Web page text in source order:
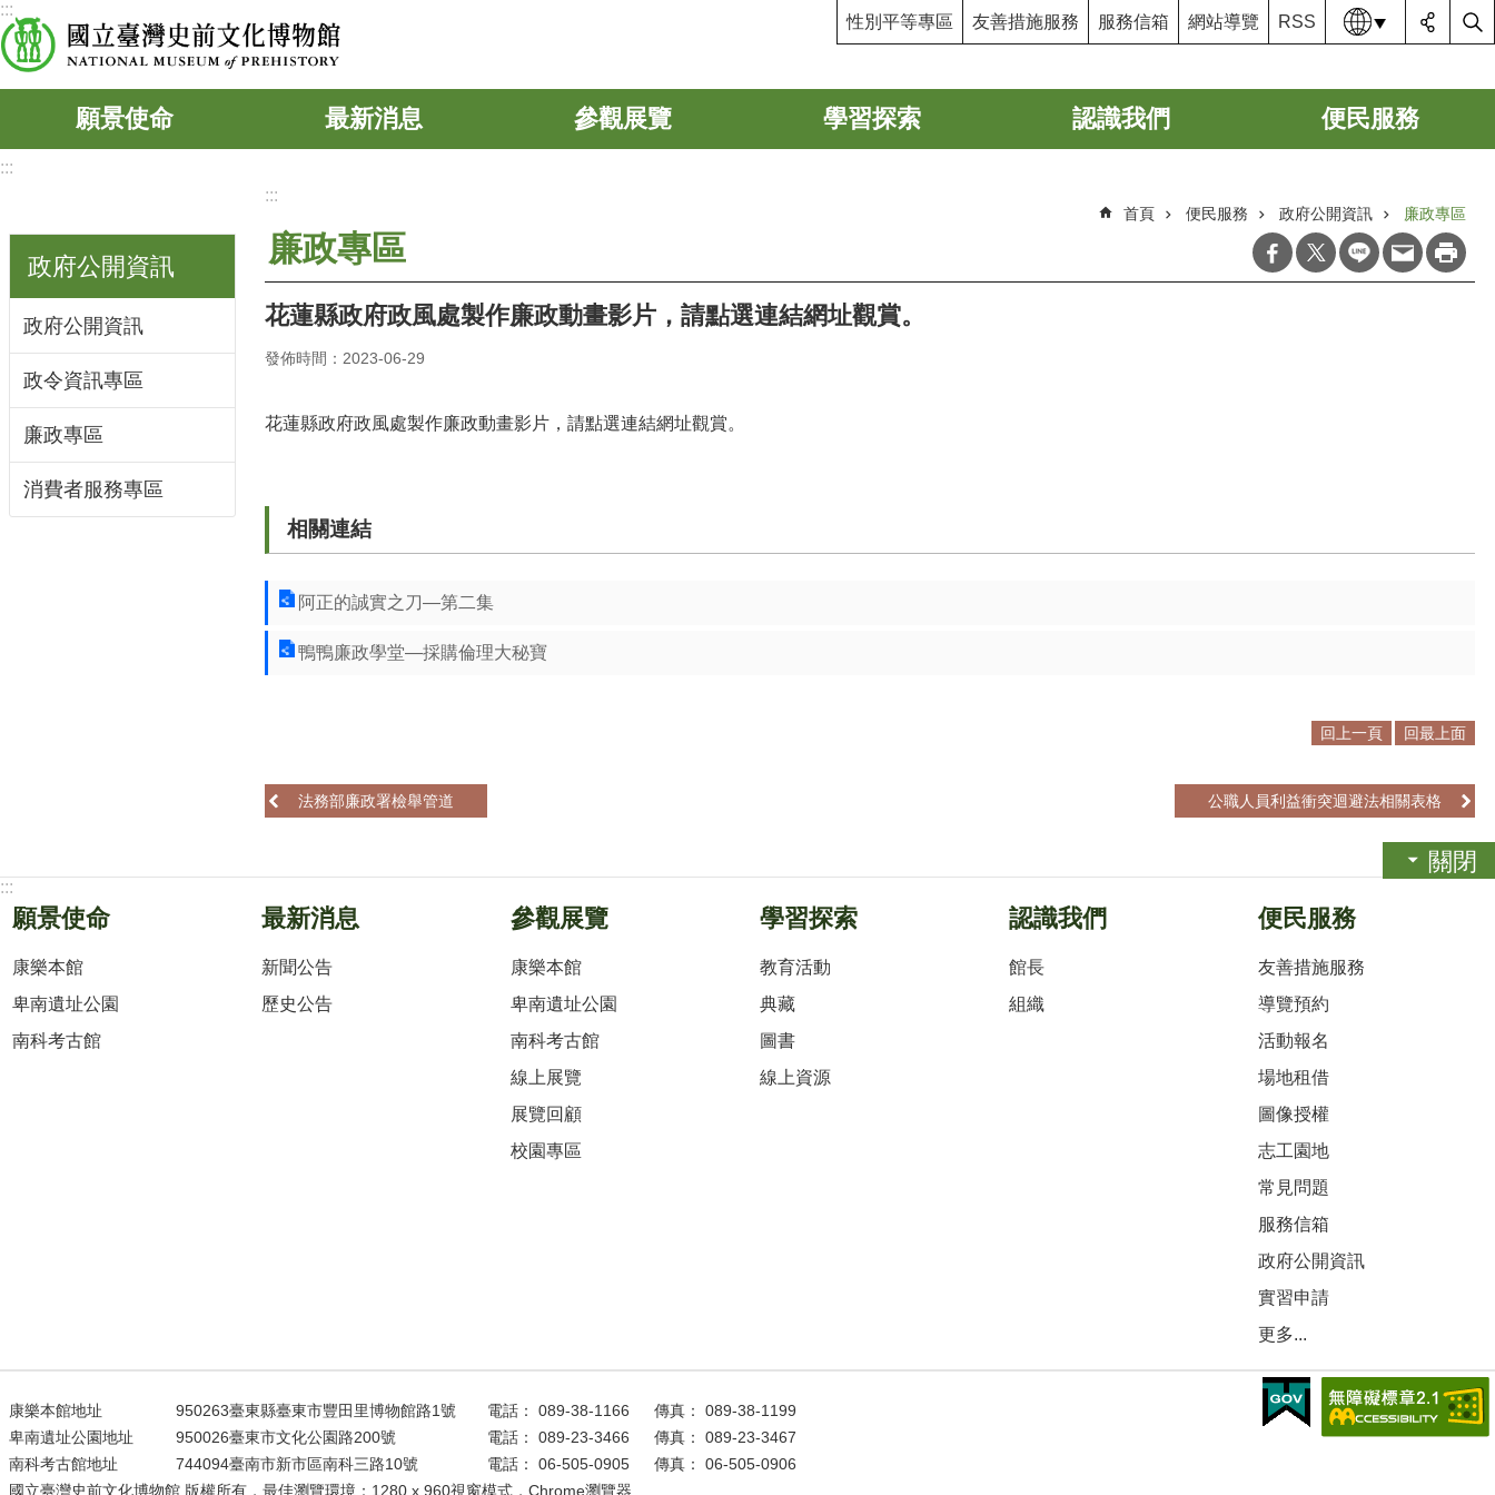
跳到主要內容區塊
:::
性別平等專區 友善措施服務 服務信箱 網站導覽 RSS 語系
願景使命 最新消息 參觀展覽 學習探索 認識我們 便民服務
:::
政府公開資訊
政府公開資訊
政令資訊專區
廉政專區
消費者服務專區
:::
首頁 便民服務 政府公開資訊 廉政專區
廉政專區
花蓮縣政府政風處製作廉政動畫影片，請點選連結網址觀賞。
發佈時間：2023-06-29
花蓮縣政府政風處製作廉政動畫影片，請點選連結網址觀賞。
相關連結
阿正的誠實之刀—第二集
鴨鴨廉政學堂—採購倫理大秘寶
回上一頁 回最上面
法務部廉政署檢舉管道 公職人員利益衝突迴避法相關表格
關閉
:::
願景使命
康樂本館
卑南遺址公園
南科考古館
最新消息
新聞公告
歷史公告
參觀展覽
康樂本館
卑南遺址公園
南科考古館
線上展覽
展覽回顧
校園專區
學習探索
教育活動
典藏
圖書
線上資源
認識我們
館長
組織
便民服務
友善措施服務
導覽預約
活動報名
場地租借
圖像授權
志工園地
常見問題
服務信箱
政府公開資訊
實習申請
更多...
康樂本館地址 950263臺東縣臺東市豐田里博物館路1號 電話： 089-38-1166
傳真： 089-38-1199
卑南遺址公園地址
950026臺東市文化公園路200號 電話： 089-23-3466
傳真： 089-23-3467
南科考古館地址
744094臺南市新市區南科三路10號 電話： 06-505-0905
傳真： 06-505-0906
國立臺灣史前文化博物館 版權所有，最佳瀏覽環境：1280 x 960視窗模式，Chrome瀏覽器